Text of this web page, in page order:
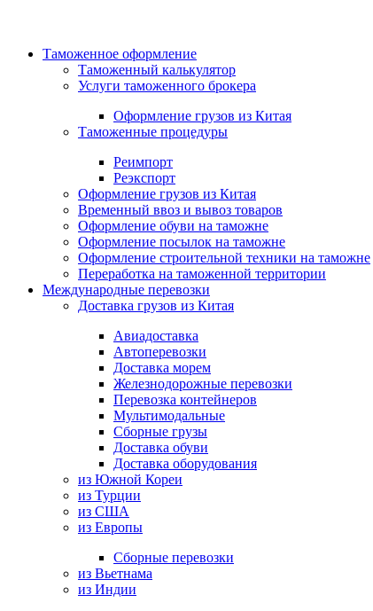
Таможенное оформление
Таможенный калькулятор
Услуги таможенного брокера
Оформление грузов из Китая
Таможенные процедуры
Реимпорт
Реэкспорт
Оформление грузов из Китая
Временный ввоз и вывоз товаров
Оформление обуви на таможне
Оформление посылок на таможне
Оформление строительной техники на таможне
Переработка на таможенной территории
Международные перевозки
Доставка грузов из Китая
Авиадоставка
Автоперевозки
Доставка морем
Железнодорожные перевозки
Перевозка контейнеров
Мультимодальные
Сборные грузы
Доставка обуви
Доставка оборудования
из Южной Кореи
из Турции
из США
из Европы
Сборные перевозки
из Вьетнама
из Индии